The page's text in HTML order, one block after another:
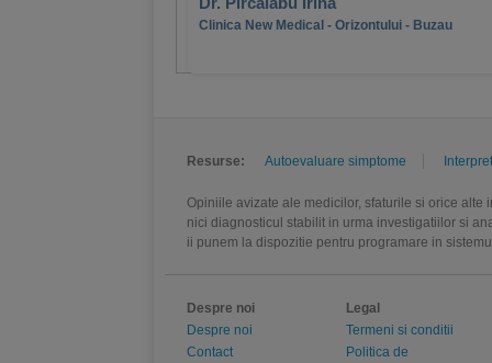
Clinica New Medical - Orizontului - Buzau
Resurse: Autoevaluare simptome
Opiniile avizate ale medicilor, sfaturile si orice
nici diagnosticul stabilit in urma investigatiilor si
ii punem la dispozitie pentru programare in
Despre noi
Despre noi
Contact
Legal
Termeni si conditii
Politica de